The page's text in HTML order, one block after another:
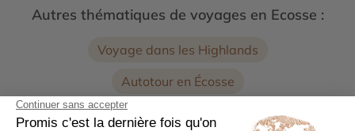
Autres thématiques de voyages en Ecosse :
Voyage dans les Highlands
Autotour en Écosse
Circuits accompagnés en Ecosse